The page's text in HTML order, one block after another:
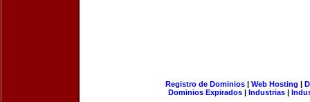
Registro de Dominios| Web Hosting |
Dominios Expirados | Industrias |